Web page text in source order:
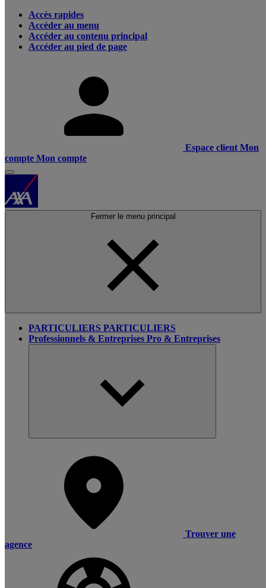
Accès rapides
Accéder au menu
Accéder au contenu principal
Accéder au pied de page
Espace client Mon
compte Mon compte
Fermer le menu principal
PARTICULIERS PARTICULIERS
Professionnels & Entreprises Pro & Entreprises
Trouver une
agence